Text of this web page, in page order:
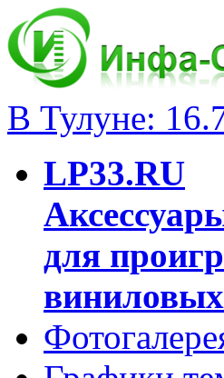
В Тулуне:
LP33.RU
для